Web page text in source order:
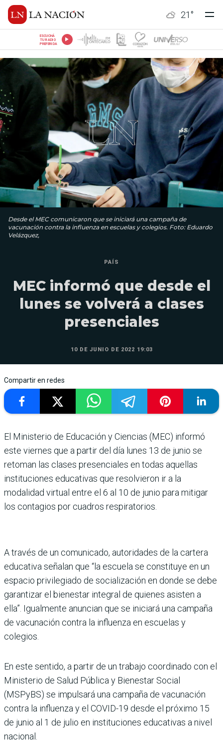
21 °
ESCUCHÁ
TU RADIO
PREFERIDA
Desde el MEC comunicaron que se iniciará una campaña de
vacunación contra la influenza en escuelas y colegios. Foto: Eduardo
Velázquez,
PAÍS
MEC informó que desde el
lunes se volverá a clases
presenciales
10 DE JUNIO DE 2022 19:03
Compartir en redes
El Ministerio de Educación y Ciencias (MEC) informó
este viernes que a partir del día lunes 13 de junio se
retoman las clases presenciales en todas aquellas
instituciones educativas que resolvieron ir a la
modalidad virtual entre el 6 al 10 de junio para mitigar
los contagios por cuadros respiratorios.
A través de un comunicado, autoridades de la cartera
educativa señalan que “la escuela se constituye en un
espacio privilegiado de socialización en donde se debe
garantizar el bienestar integral de quienes asisten a
ella”. Igualmente anuncian que se iniciará una campaña
de vacunación contra la influenza en escuelas y
colegios.
En este sentido, a partir de un trabajo coordinado con el
Ministerio de Salud Pública y Bienestar Social
(MSPyBS) se impulsará una campaña de vacunación
contra la influenza y el COVID-19 desde el próximo 15
de junio al 1 de julio en instituciones educativas a nivel
nacional.